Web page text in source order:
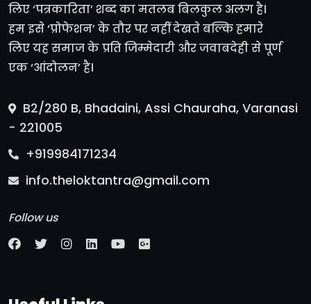
लिए ‘पत्रकारिता’ शब्द का मतलब बिलकुल अलग है।
हम इसे ‘प्रोफेशन’ के तौर पर नहीं देखते बल्कि हमारे
लिए यह समाज के प्रति जिम्मेदारी और जवाबदेही से पूर्ण
एक ‘आंदोलन’ है।
B2/280 B, Bhadaini, Assi Chauraha, Varanasi
- 221005
+919984171234
info.theloktantra@gmail.com
Follow us